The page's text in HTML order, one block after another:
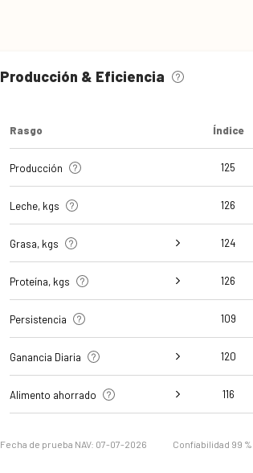
Producción & Eficiencia
Rasgo Índice
Producción 125
Leche, kgs 126
Grasa, kgs 124
Grasa % 98
Proteína, kgs 126
Proteína % 94
Persistencia 109
Ganancia Diaria 120
Ganancia diaria de peso 114
Evaluación de la carcasa 118
Alimento ahorrado 116
Fecha de prueba NAV: 07-07-2026 Confiabilidad 99 %